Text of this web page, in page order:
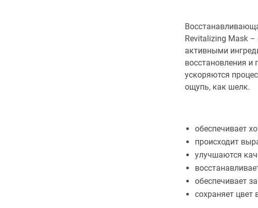
Revitalizing Mask
активными
восстановления и
ускоряются
ощупь, как шелк.
обеспечивает
происходит
улучшаются
обеспечивает
сохраняет цвет